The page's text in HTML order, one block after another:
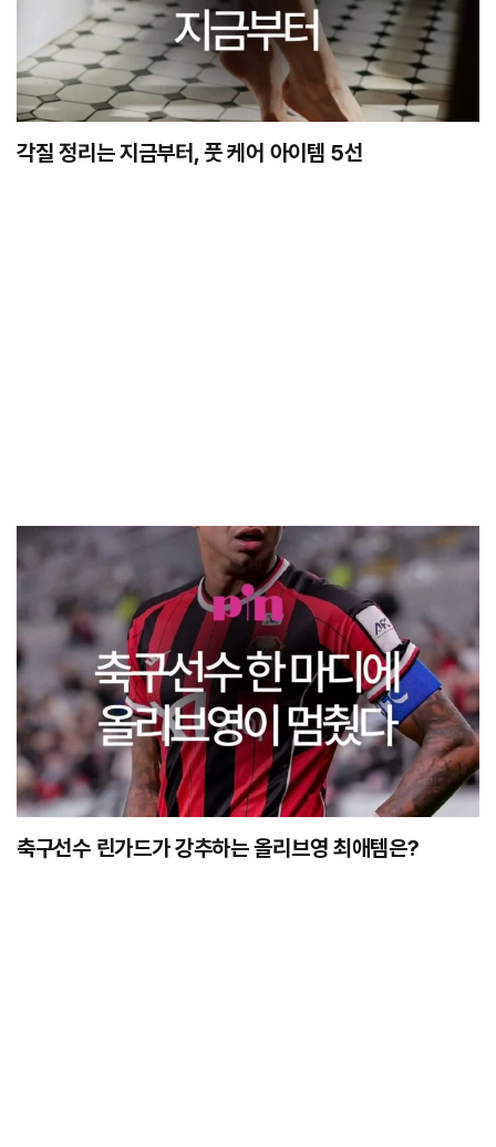
각질 정리는 지금부터, 풋 케어 아이템 5선
축구선수 린가드가 강추하는 올리브영 최애템은?